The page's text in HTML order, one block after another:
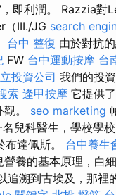
，即利潤。 Razzia對
III./JG search
台中 整復 由於對抗
FW 台中運動按摩 台
投資公司 我們的投
索 逢甲按摩 它提供
。 seo marketing
名兒科醫生，學校學
布達佩斯。 台中養生
營養的基本原理，白
追溯到古埃及，那裡